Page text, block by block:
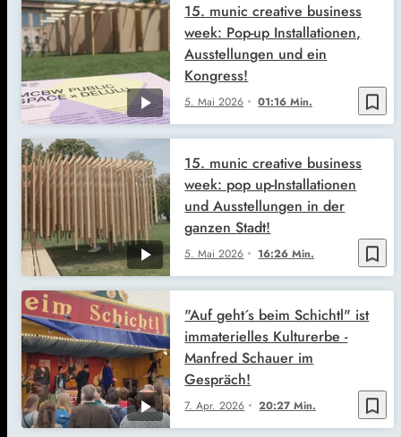
bookmark_border
5. Mai 2026 01:16 Min.
15. munic creative business
week: Pop-up Installationen,
Ausstellungen und ein
Kongress!
bookmark_border
5. Mai 2026 16:26 Min.
15. munic creative business
week: pop up-Installationen
und Ausstellungen in der
ganzen Stadt!
bookmark_border
7. Apr. 2026 20:27 Min.
"Auf geht´s beim Schichtl" ist
immaterielles Kulturerbe -
Manfred Schauer im
Gespräch!